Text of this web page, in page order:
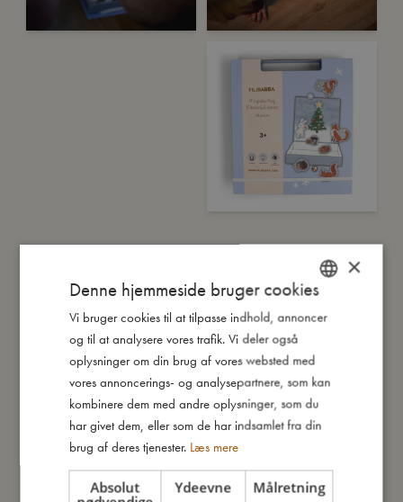
Magnetisk leg - Wonderful Winter
- Skovens dyr
Ikke på lager
99,95kr.
TILFØJ TIL KURV
DANISH
GERMAN
×
Denne hjemmeside bruger cookies
Vi bruger cookies til at tilpasse indhold, annoncer
og til at analysere vores trafik. Vi deler også
oplysninger om din brug af vores websted med
vores annoncerings- og analysepartnere, som kan
kombinere dem med andre oplysninger, som du
har givet dem, eller som de har indsamlet fra din
brug af deres tjenester. Læs mere
Absolut
Ydeevne Målretning